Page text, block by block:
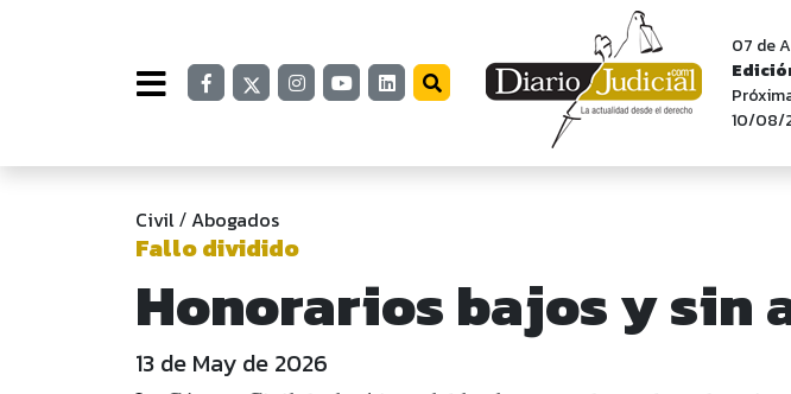
07 de
10/08/
Civil/Abogados
Fallo dividido
Honorarios bajos y sin
13 de May de 2026